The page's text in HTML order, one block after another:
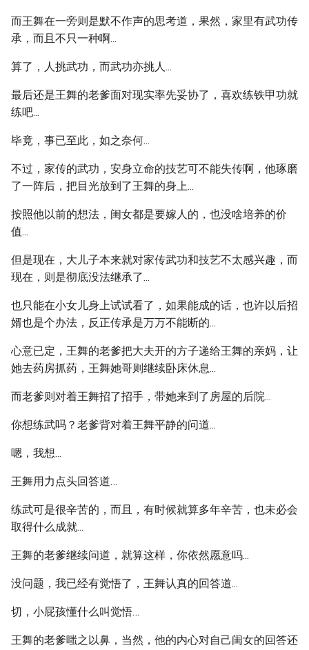
而王舞在一旁则是默不作声的思考道，果然，家里有武功传
承，而且不只一种啊...
算了，人挑武功，而武功亦挑人...
最后还是王舞的老爹面对现实率先妥协了，喜欢练铁甲功就
练吧...
毕竟，事已至此，如之奈何...
不过，家传的武功，安身立命的技艺可不能失传啊，他琢磨
了一阵后，把目光放到了王舞的身上...
按照他以前的想法，闺女都是要嫁人的，也没啥培养的价
值...
但是现在，大儿子本来就对家传武功和技艺不太感兴趣，而
现在，则是彻底没法继承了...
也只能在小女儿身上试试看了，如果能成的话，也许以后招
婿也是个办法，反正传承是万万不能断的...
心意已定，王舞的老爹把大夫开的方子递给王舞的亲妈，让
她去药房抓药，王舞她哥则继续卧床休息...
而老爹则对着王舞招了招手，带她来到了房屋的后院...
你想练武吗？老爹背对着王舞平静的问道...
嗯，我想...
王舞用力点头回答道…
练武可是很辛苦的，而且，有时候就算多年辛苦，也未必会
取得什么成就...
王舞的老爹继续问道，就算这样，你依然愿意吗...
没问题，我已经有觉悟了，王舞认真的回答道...
切，小屁孩懂什么叫觉悟…
王舞的老爹嗤之以鼻，当然，他的内心对自己闺女的回答还